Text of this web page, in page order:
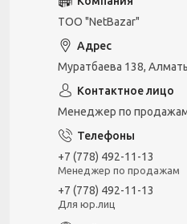
ТОО "NetBazar"
Муратбаева 138,
Менеджер по
+7 (778) 492-11-13
Менеджер по продажам
+7 (778) 492-11-13
Для юр.лиц